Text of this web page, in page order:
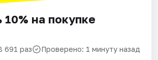
на покупке
691 раз Проверено: 1 минуту назад